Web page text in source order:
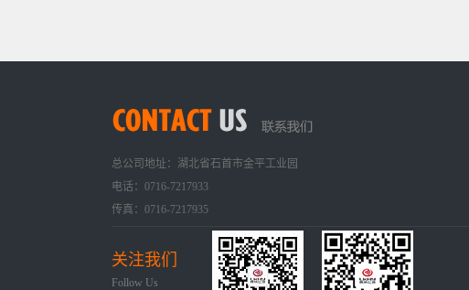
总公司地址：湖北省石首市金平工业园
电话：0716-7217933
传真：0716-7217935
关注我们
Follow Us